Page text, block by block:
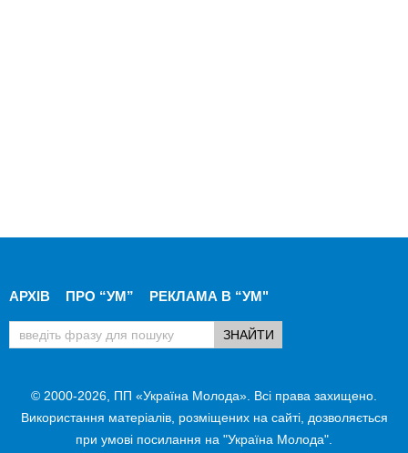
АРХІВ ПРО “УМ” РЕКЛАМА В “УМ"
© 2000-2026, ПП «Україна Молода». Всі права захищено.
Використання матеріалів, розміщених на сайті, дозволяється
при умові посилання на "Україна Молода".